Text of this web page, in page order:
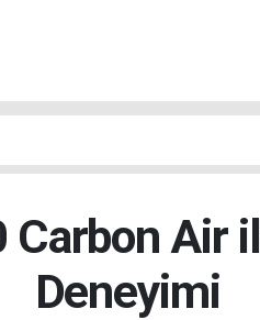
Carbon Air
Deneyimi